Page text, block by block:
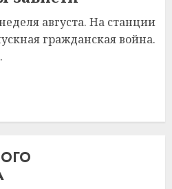
августа. На станции
гражданская война.